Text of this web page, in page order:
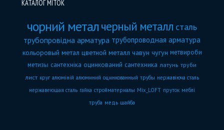
КАТАЛОГ МІТОК
чорний метал черный металл сталь
трубопровідна арматура трубопроводная арматура
кольоровый метал цветной металл чавун чугун метвироби
метизы сантехніка оцинкований сантехника латунь труби
лист круг алюміній алюминий оцинкованный трубы нержавіюча сталь
нержавеющая сталь гайка стройматериалы Mix_LOFT пруток меблі
труба медь шайба